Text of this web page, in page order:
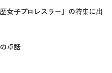
女子プロレスラー」の特集に出
卓話